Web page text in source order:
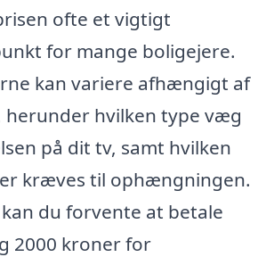
ofte et vigtigt
for mange boligejere.
kan variere afhængigt af
hvilken type væg
på dit tv, samt hvilken
kræves til ophængningen.
du forvente at betale
2000 kroner for